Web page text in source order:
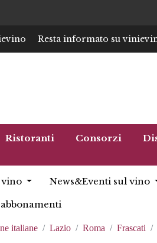
Resta informato su
Ristoranti Consorzi
News&Eventi sul vino
italiane Lazio Roma Frascati